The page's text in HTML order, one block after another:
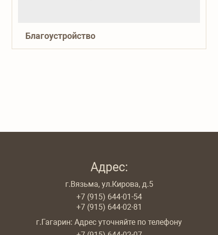
Благоустройство
Адрес:
г.Вязьма, ул.Кирова, д.5
+7 (915) 644-01-54
+7 (915) 644-02-81
г.Гагарин: Адрес уточняйте по телефону